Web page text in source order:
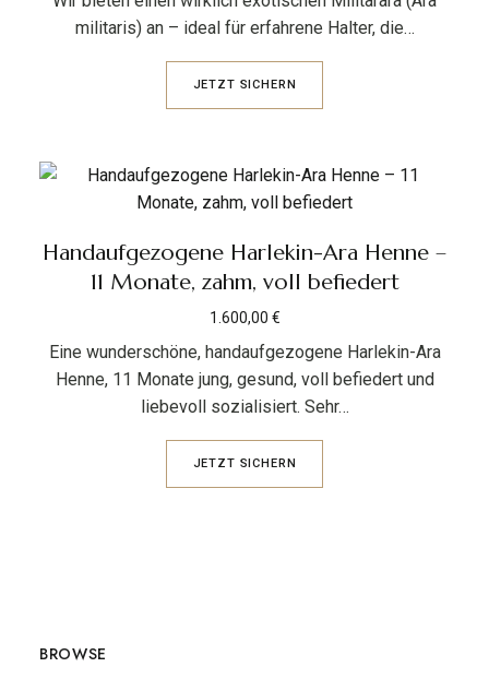
militaris) an – ideal für erfahrene Halter, die…
JETZT SICHERN
Handaufgezogene Harlekin-Ara Henne –
11 Monate, zahm, voll befiedert
1.600,00 €
Eine wunderschöne, handaufgezogene Harlekin-Ara
Henne, 11 Monate jung, gesund, voll befiedert und
liebevoll sozialisiert. Sehr…
JETZT SICHERN
BROWSE